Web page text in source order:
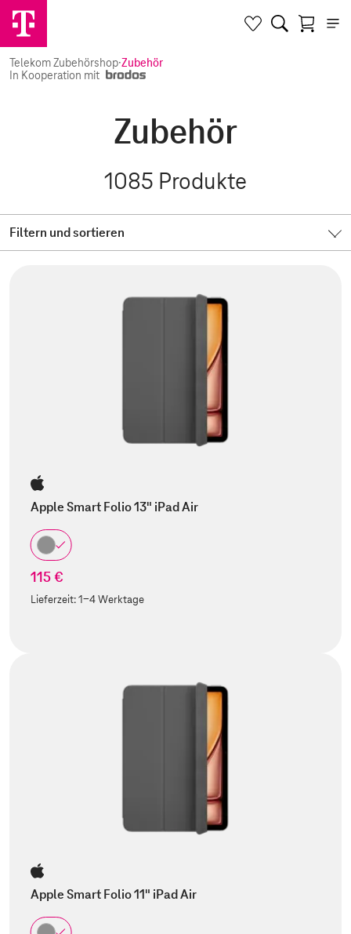
Telekom Zubehörshop·Zubehör
In Kooperation mit
Zubehör
1085 Produkte
Filtern und sortieren
Apple Smart Folio 13" iPad Air
115 €
Lieferzeit:1-4 Werktage
Apple Smart Folio 11" iPad Air